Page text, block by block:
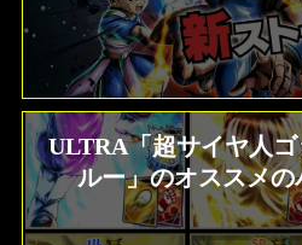
ULTRA「超サイヤ人ゴッドSSベジットブ
ルー」のオススメ